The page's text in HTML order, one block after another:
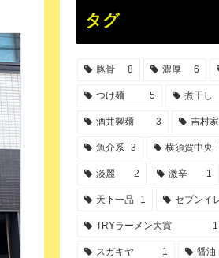
タグ
豚骨 8 濃厚 6
つけ麺 5 煮干し
酒井製麺 3 吉村
魚介系 3 横須賀中央
淡麗 2 激辛 1
天下一品 1 セブンイ
TRYラーメン大賞 1
スガキヤ 1 醤油